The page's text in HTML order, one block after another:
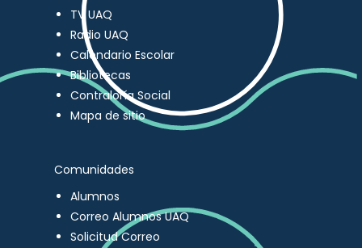
TV UAQ
Radio UAQ
Calendario Escolar
Bibliotecas
Contraloría Social
Mapa de sitio
Comunidades
Alumnos
Correo Alumnos UAQ
Solicitud Correo